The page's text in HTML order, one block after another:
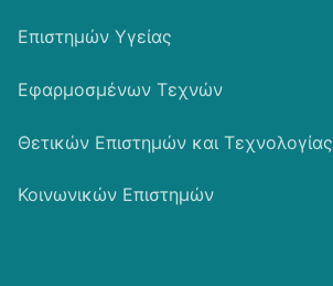
Επιστημών Υγείας
Εφαρμοσμένων Τεχνών
Θετικών Επιστημών και Τεχνολογίας
Κοινωνικών Επιστημών